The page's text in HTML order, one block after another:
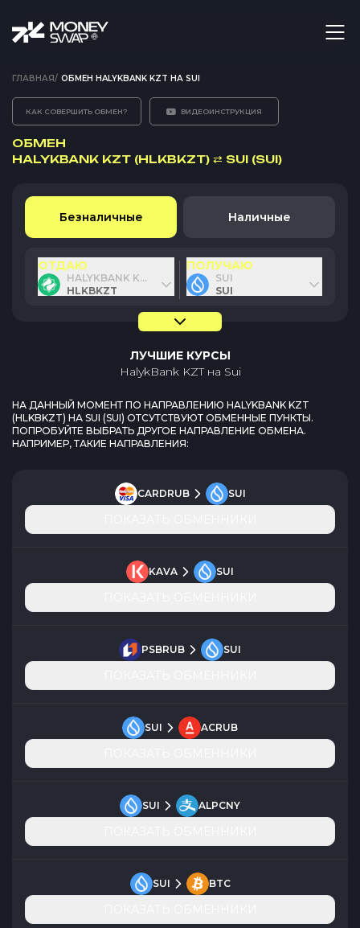
ГЛАВНАЯ/ ОБМЕН HALYKBANK KZT НА SUI
КАК СОВЕРШИТЬ ОБМЕН? ВИДЕОИНСТРУКЦИЯ
ОБМЕН
HALYKBANK KZT (HLKBKZT) ⇄ SUI (SUI)
Безналичные Наличные
ОТДАЮ
HALYKBANK KZT
HLKBKZT
ПОЛУЧАЮ
SUI
SUI
ЛУЧШИЕ КУРСЫ
HalykBank KZTна Sui
НА ДАННЫЙ МОМЕНТ ПО НАПРАВЛЕНИЮ HALYKBANK KZT
(HLKBKZT) НА SUI (SUI) ОТСУТСТВУЮТ ОБМЕННЫЕ ПУНКТЫ.
ПОПРОБУЙТЕ ВЫБРАТЬ ДРУГОЕ НАПРАВЛЕНИЕ ОБМЕНА.
НАПРИМЕР, ТАКИЕ НАПРАВЛЕНИЯ:
CARDRUB SUI
KAVA SUI
PSBRUB SUI
SUI ACRUB
SUI ALPCNY
SUI BTC